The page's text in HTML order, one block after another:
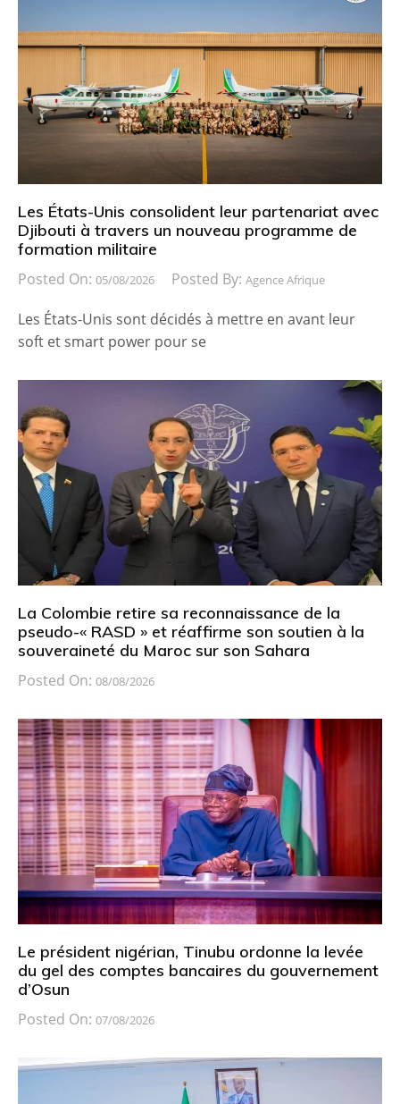
Les États-Unis consolident leur partenariat avec
Djibouti à travers un nouveau programme de
formation militaire
Posted On: 05/08/2026 Posted By: Agence Afrique
Les États-Unis sont décidés à mettre en avant leur
soft et smart power pour se
La Colombie retire sa reconnaissance de la
pseudo-« RASD » et réaffirme son soutien à la
souveraineté du Maroc sur son Sahara
Posted On: 08/08/2026
Le président nigérian, Tinubu ordonne la levée
du gel des comptes bancaires du gouvernement
d’Osun
Posted On: 07/08/2026